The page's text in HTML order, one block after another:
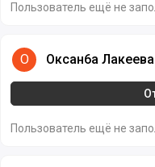
Пользователь ещё не
Оксан6а Лакеева
О Оксан6а Лакеева
Пользователь ещё не